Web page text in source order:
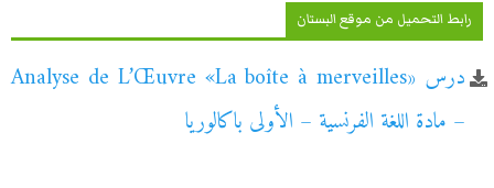
رابط التحميل من موقع البستان
درس «Analyse de L’Œuvre «La boîte à merveilles
– مادة اللغة الفرنسية – الأولى باكالوريا